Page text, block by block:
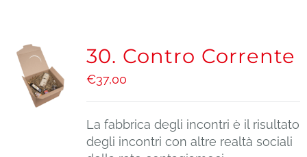
30. Contro Corrente
€37,00
La fabbrica degli incontri è il risultato
degli incontri con altre realtà sociali